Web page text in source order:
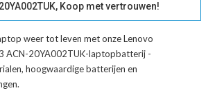
Koop met vertrouwen!
weer tot leven met onzeLenovo
ACN-20YA002TUK-laptopbatterij -
hoogwaardige batterijen en